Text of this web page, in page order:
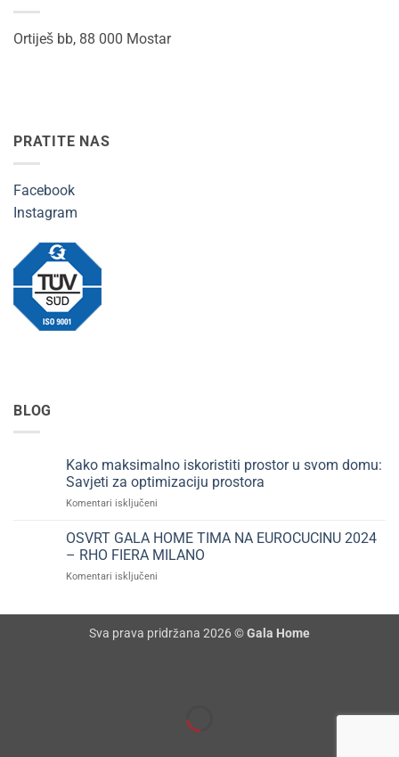
Ortiješ bb, 88 000 Mostar
PRATITE NAS
Facebook
Instagram
BLOG
Kako maksimalno iskoristiti prostor u svom domu:
Savjeti za optimizaciju prostora
Komentari isključeni
maksimalno
iskoristiti
prostor
za
OSVRT GALA HOME TIMA NA EUROCUCINU 2024
– RHO FIERA MILANO
Komentari isključeni
TIMA
Sva prava pridržana 2026 ©Gala Home